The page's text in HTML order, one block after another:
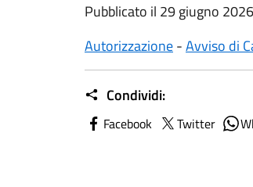
Pubblicato il 29 giugno
Autorizzazione-Avviso di
Condividi:
Facebook Twitter